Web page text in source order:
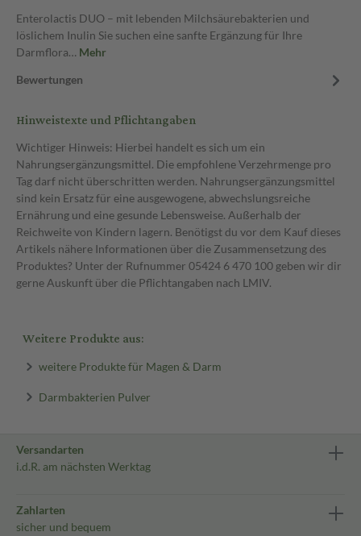
Enterolactis DUO – mit lebenden Milchsäurebakterien und
löslichem Inulin Sie suchen eine sanfte Ergänzung für Ihre
Darmflora… Mehr
Bewertungen
Hinweistexte und Pflichtangaben
Wichtiger Hinweis: Hierbei handelt es sich um ein
Nahrungsergänzungsmittel. Die empfohlene Verzehrmenge pro
Tag darf nicht überschritten werden. Nahrungsergänzungsmittel
sind kein Ersatz für eine ausgewogene, abwechslungsreiche
Ernährung und eine gesunde Lebensweise. Außerhalb der
Reichweite von Kindern lagern. Benötigst du vor dem Kauf dieses
Artikels nähere Informationen über die Zusammensetzung des
Produktes? Unter der Rufnummer 05424 6 470 100 geben wir dir
gerne Auskunft über die Pflichtangaben nach LMIV.
Weitere Produkte aus:
weitere Produkte für Magen & Darm
Darmbakterien Pulver
Versandarten
i.d.R. am nächsten Werktag
Zahlarten
sicher und bequem